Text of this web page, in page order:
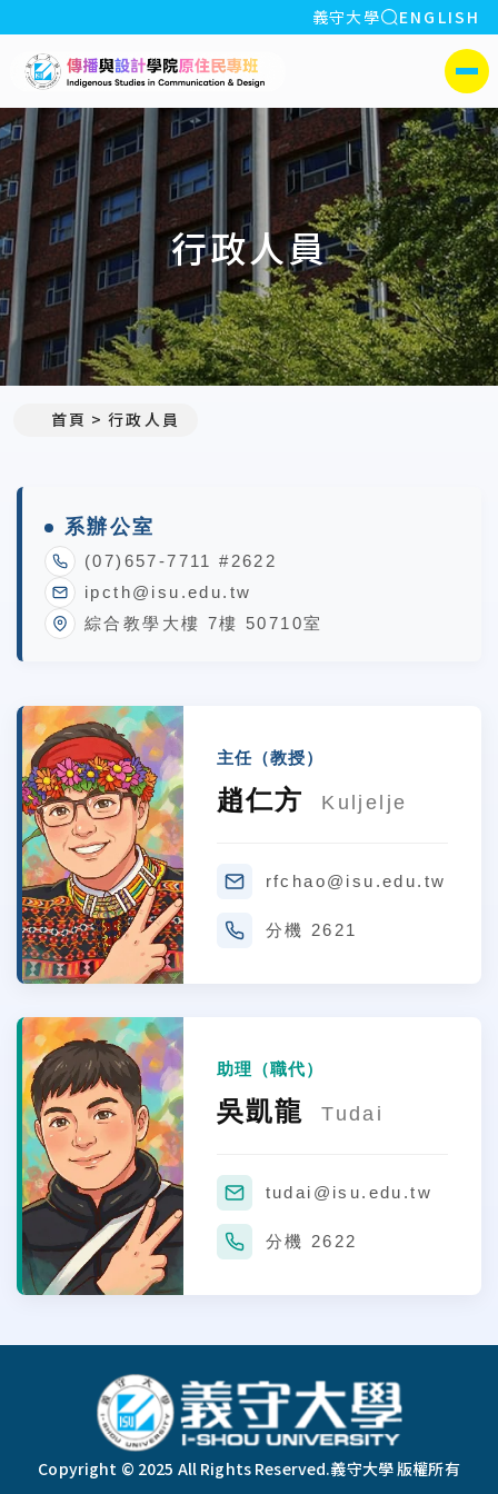
:::
義守大學 全站搜索
ENGLISH
義守大學傳播與設計學院
側選單
行政人員
首頁 行政人員
系辦公室
(07)657-7711 #2622
ipcth@isu.edu.tw
綜合教學大樓 7樓 50710室
主任（教授）
趙仁方 Kuljelje
rfchao@isu.edu.tw
分機 2621
助理（職代）
吳凱龍 Tudai
tudai@isu.edu.tw
分機 2622
Copyright © 2025 All Rights Reserved.義守大學 版權所有